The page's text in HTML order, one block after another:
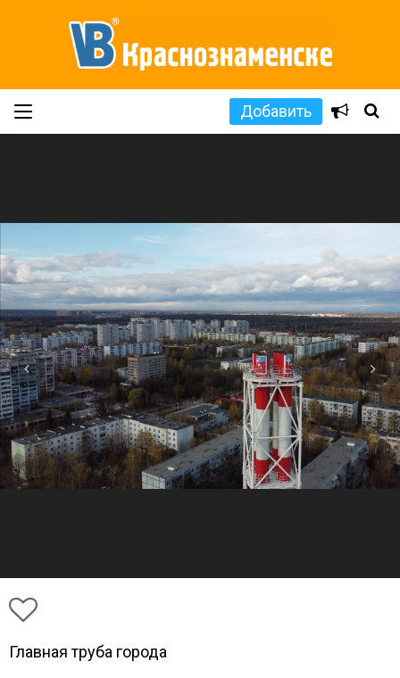
Добавить
Главная труба города